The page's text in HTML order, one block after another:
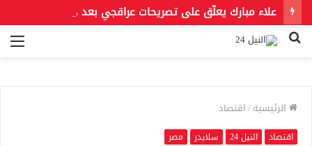
بحث
الرئيسية/اقتصاد
اقتصاد النيل 24 سلايدر مصر